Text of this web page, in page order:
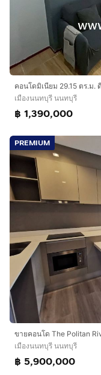
เมืองนนทบุรี นนทบุรี
฿ 1,390,000
PREMIUM
เมืองนนทบุรี นนทบุรี
฿ 5,900,000